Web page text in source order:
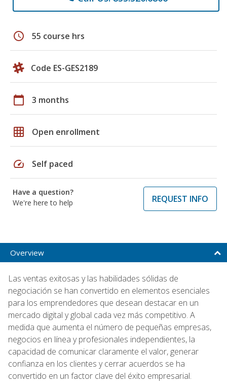
schedule 55 course hrs
Code ES-GES2189
calendar_today 3 months
grid_on Open enrollment
speed Self paced
Have a question?
We're here to help
REQUEST INFO
Overview
Las ventas exitosas y las habilidades sólidas de
negociación se han convertido en elementos esenciales
para los emprendedores que desean destacar en un
mercado digital y global cada vez más competitivo. A
medida que aumenta el número de pequeñas empresas,
negocios en línea y profesionales independientes, la
capacidad de comunicar claramente el valor, generar
confianza en los clientes y cerrar acuerdos se ha
convertido en un factor clave del éxito empresarial.